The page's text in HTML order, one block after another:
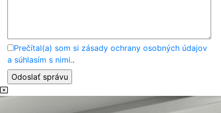
Prečítal(a) som si zásady ochrany osobných údajov
a súhlasím s nimi..